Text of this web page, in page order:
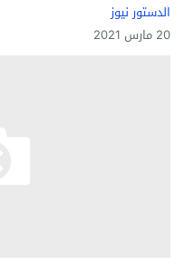
الدستور نيوز
20 مارس 2021